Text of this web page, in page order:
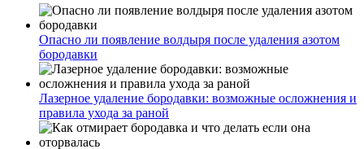
Опасно ли появление волдыря после удаления азотом
бородавки
Лазерное удаление бородавки: возможные осложнения и
правила ухода за раной